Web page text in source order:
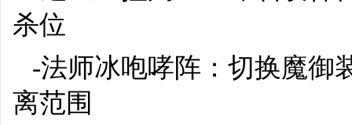
杀位
-法师冰咆哮阵：切换魔御
离范围